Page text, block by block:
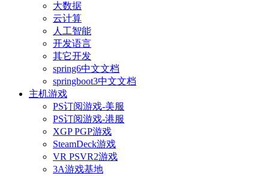
大数据
云计算
人工智能
开发语言
其它开发
spring6中文文档
springboot3中文文档
主机游戏
PS订阅游戏-美服
PS订阅游戏-港服
XGP PGP游戏
SteamDeck游戏
VR PSVR2游戏
3A游戏基地